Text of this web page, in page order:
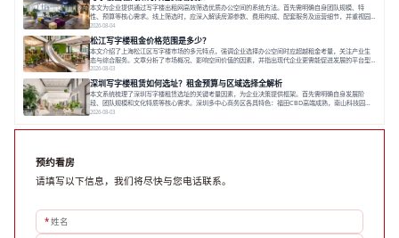
本文为企业提供通过写字楼出租网高效筛选优质办公空间的系统方法。首先需明确自身团队规模、特
性、预算等核心需求。线上筛选时，应深入解读房源参数、费用构成、配套服务及运营细节，并重视园
区产业生态与交通区位价值。同时，需考察运营方的品牌背景与持续服务能力。完成线上初选后，必须
进行线下实地验证，核对空间实景、测试设施、感受园区氛围并确认合同条款，从而做出精确决策。在
数字化时代，写字楼出租网已成为企业寻找
2026-08-04
松江写字楼租金价格范围是多少？
本文介绍了上海松江区写字楼市场的多元特点，强调企业选择办公空间时应超越租金考量，关注产业生
态与综合服务。文章分析了市场概况、影响空间价值的因素，并指出现代企业更需能促进发展的平台型
空间。之后，以德必集团为例，说明运营方如何通过构建服务生态助力企业成长，建议企业系统评估需
求与长期价值，选择匹配的发展载体。对于许多寻求在上海松江区设立或扩展办公空间的企业而言，了
解该区域的写字楼市场概况是决策的首先
2026-08-03
深圳写字楼租赁如何选址？租金预算与区域选择全解析
本文系统梳理了深圳写字楼租赁选址的关键考量因素，为企业决策提供框架。首先需明确自身发展阶
段、团队规模和文化特质等核心需求。深圳多中心商务区各具特色：福田CBD高端成熟，南山科技园创
新活力强，前海具政策优势。除传统写字楼外，创意产业园注重生态与社群，适合文创、科技类企业。
款。选址是综合性战略决策，旨在让办公
2026-08-03
预约看房
请填写以下信息，我们将尽快与您电话联系。
*姓名